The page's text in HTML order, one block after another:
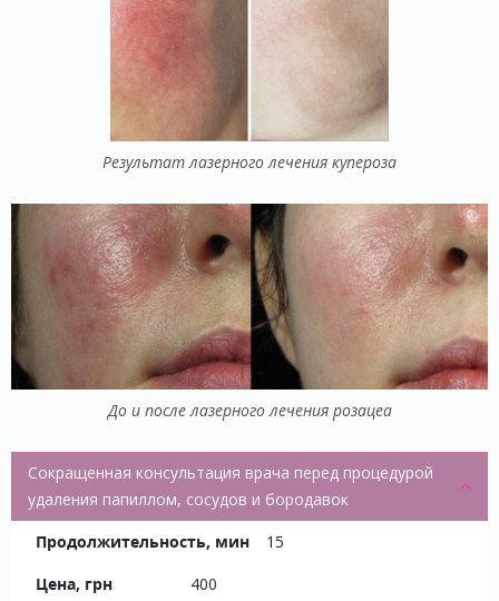
Результат лазерного лечения купероза
До и после лазерного лечения розацеа
Сокращенная консультация врача перед процедурой
удаления папиллом, сосудов и бородавок
15
400